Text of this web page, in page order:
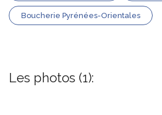
Boucherie Pyrénées-Orientales
Les photos (1):